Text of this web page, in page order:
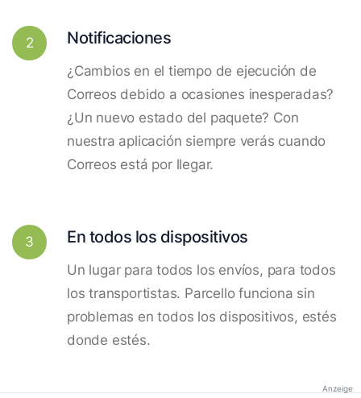
2 Notificaciones
¿Cambios en el tiempo de ejecución de
Correos debido a ocasiones inesperadas?
¿Un nuevo estado del paquete? Con
nuestra aplicación siempre verás cuando
Correos está por llegar.
3 En todos los dispositivos
Un lugar para todos los envíos, para todos
los transportistas. Parcello funciona sin
problemas en todos los dispositivos, estés
donde estés.
Anzeige